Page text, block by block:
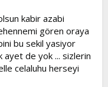
kabir azabi
gören oraya
bu sekil yasiyor
ayet de yok ... sizlerin
celaluhu herseyi